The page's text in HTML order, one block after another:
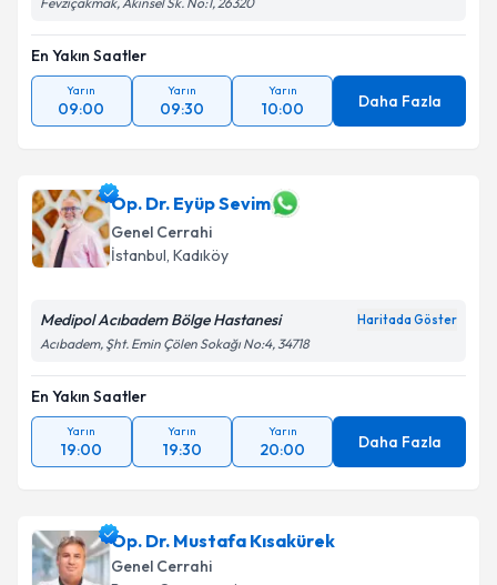
En Yakın Saatler
Yarın
09:00
Yarın
09:30
Yarın
10:00 Daha Fazla
Op. Dr. Eyüp Sevim
Genel Cerrahi
İstanbul, Kadıköy
Medipol Acıbadem Bölge Hastanesi Haritada Göster
Acıbadem, Şht. Emin Çölen Sokağı No:4, 34718
En Yakın Saatler
Yarın
19:00
Yarın
19:30
Yarın
20:00 Daha Fazla
Op. Dr. Mustafa Kısakürek
Genel Cerrahi